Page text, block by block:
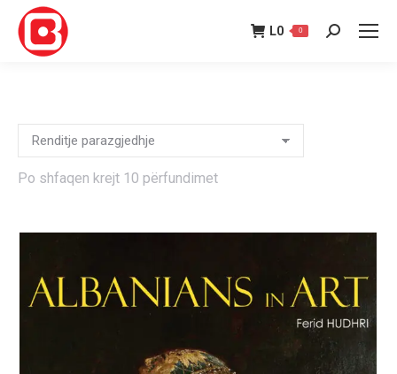
L0 0 Search:
Po shfaqen krejt 10 përfundimet